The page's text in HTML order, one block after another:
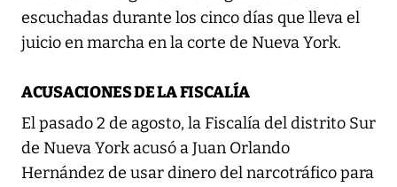
escuchadas durante los cinco días que lleva el
juicio en marcha en la corte de Nueva York.
ACUSACIONES DE LA FISCALÍA
El pasado 2 de agosto, la Fiscalía del distrito Sur
de Nueva York acusó a Juan Orlando
Hernández de usar dinero del narcotráfico para